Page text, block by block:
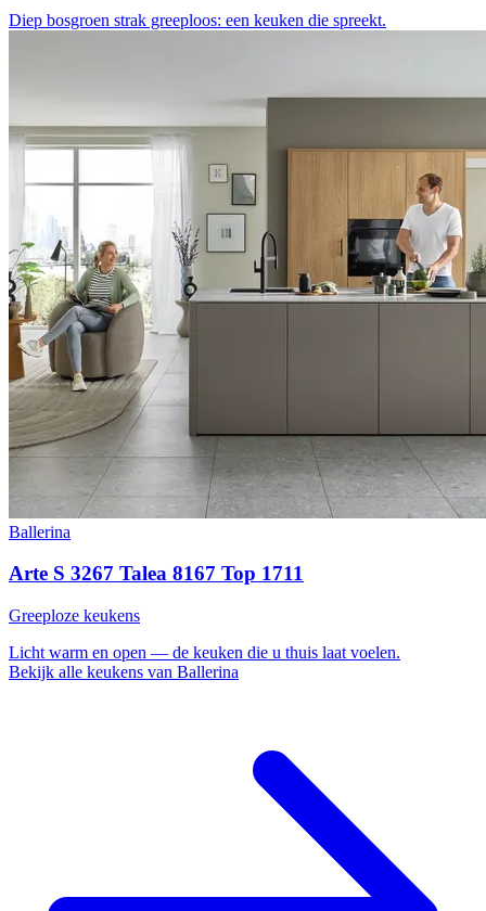
Diep bosgroen strak greeploos: een keuken die spreekt.
Ballerina
Arte S 3267 Talea 8167 Top 1711
Greeploze keukens
Licht warm en open — de keuken die u thuis laat voelen.
Bekijk alle keukens van Ballerina